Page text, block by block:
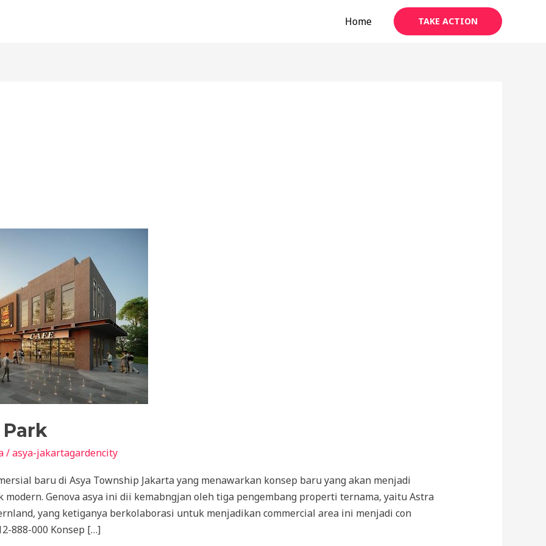
Home TAKE ACTION
/asya-jakartagardencity
baru di Asya Township Jakarta yang menawarkan konsep baru yang akan menjadi
Genova asya ini dii kemabngjan oleh tiga pengembang properti ternama, yaitu Astra
yang ketiganya berkolaborasi untuk menjadikan commercial area ini menjadi con
888-000 Konsep […]